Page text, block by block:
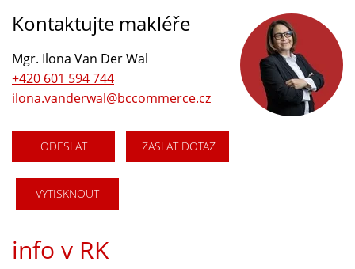
Kontaktujte makléře
Mgr. Ilona Van Der Wal
+420 601 594 744
ilona.vanderwal@bccommerce.cz
ODESLAT ZASLAT DOTAZ
VYTISKNOUT
info v RK